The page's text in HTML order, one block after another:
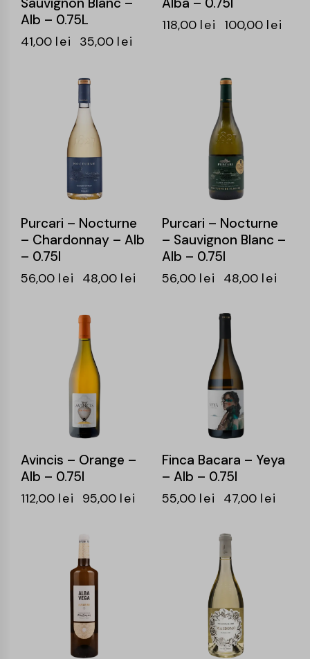
Alb – 0.75L
41,00 lei 35,00 lei
118,00 lei 100,00 lei
Purcari – Nocturne
– Chardonnay – Alb
– 0.75l
56,00 lei 48,00 lei
Purcari – Nocturne
– Sauvignon Blanc –
Alb – 0.75l
56,00 lei 48,00 lei
Avincis – Orange –
Alb – 0.75l
112,00 lei 95,00 lei
Finca Bacara – Yeya
– Alb – 0.75l
55,00 lei 47,00 lei